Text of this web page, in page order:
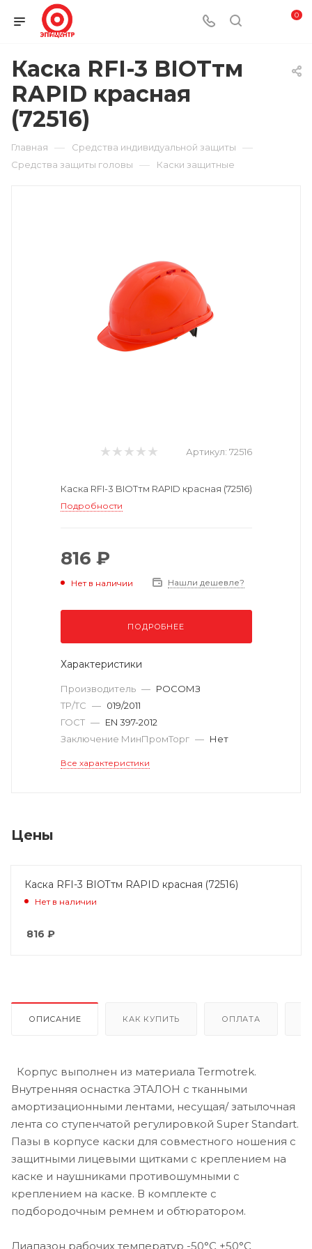
0
Каска RFI-3 BIOTтм
RAPID красная
(72516)
Главная — Средства индивидуальной защиты —
Средства защиты головы — Каски защитные
Артикул: 72516
Каска RFI-3 BIOTтм RAPID красная (72516)
Подробности
816 ₽
Нет в наличии Нашли дешевле?
ПОДРОБНЕЕ
Характеристики
Производитель — РОСОМЗ
ТР/ТС — 019/2011
ГОСТ — EN 397-2012
Заключение МинПромТорг — Нет
Все характеристики
Цены
Каска RFI-3 BIOTтм RAPID красная (72516)
Нет в наличии
816 ₽
ОПИСАНИЕ КАК КУПИТЬ ОПЛАТА
Корпус выполнен из материала Termotrek.
Внутренняя оснастка ЭТАЛОН с тканными
амортизационными лентами, несущая/ затылочная
лента со ступенчатой регулировкой Super Standart.
Пазы в корпусе каски для совместного ношения с
защитными лицевыми щитками с креплением на
каске и наушниками противошумными с
креплением на каске. В комплекте с
подбородочным ремнем и обтюратором.
Диапазон рабочих температур -50°C +50°C